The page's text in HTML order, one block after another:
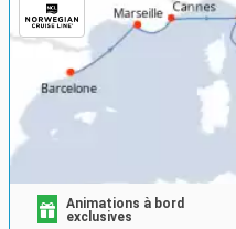
Animations à bord
exclusives